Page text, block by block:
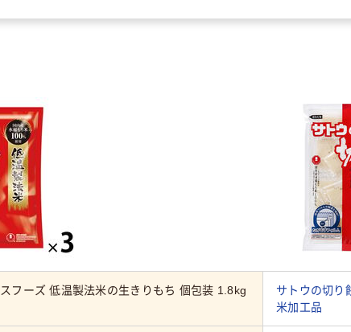
フーズ 低温製法米の生きりもち 個包装 1.8kg
サトウの切
米加工品